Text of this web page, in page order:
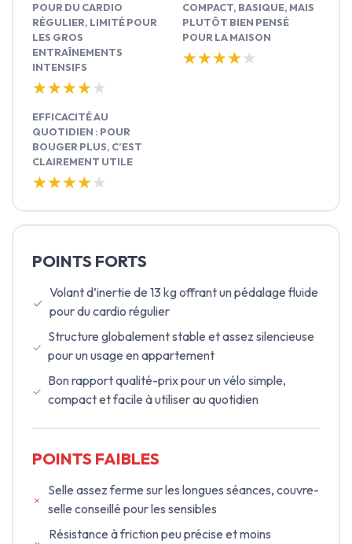
POUR DU CARDIO
RÉGULIER, LIMITÉ POUR
LES GROS
ENTRAÎNEMENTS
INTENSIFS
★★★★★
★★★★★
COMPACT, BASIQUE, MAIS
PLUTÔT BIEN PENSÉ
POUR LA MAISON
★★★★★
★★★★★
EFFICACITÉ AU
QUOTIDIEN : POUR
BOUGER PLUS, C’EST
CLAIREMENT UTILE
★★★★★
★★★★★
POINTS FORTS
Volant d’inertie de 13 kg offrant un pédalage fluide
pour du cardio régulier
Structure globalement stable et assez silencieuse
pour un usage en appartement
Bon rapport qualité-prix pour un vélo simple,
compact et facile à utiliser au quotidien
POINTS FAIBLES
Selle assez ferme sur les longues séances, couvre-
selle conseillé pour les sensibles
Résistance à friction peu précise et moins